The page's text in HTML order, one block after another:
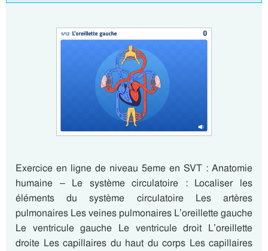
Exercice en ligne de niveau 5eme en SVT : Anatomie
humaine – Le système circulatoire : Localiser les
éléments du système circulatoire Les artères
pulmonaires Les veines pulmonaires L’oreillette gauche
Le ventricule gauche Le ventricule droit L’oreillette
droite Les capillaires du haut du corps Les capillaires